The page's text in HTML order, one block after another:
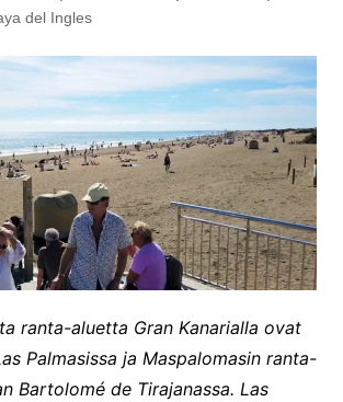
del Ingles
ranta-aluetta Gran Kanarialla ovat
Palmasissa ja Maspalomasin ranta-
Bartolomé de Tirajanassa. Las